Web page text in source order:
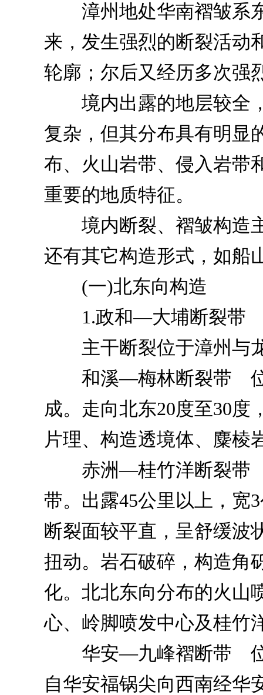
漳州地处华南褶皱系东
来，发生强烈的断裂活动
轮廓；尔后又经历多次强
境内出露的地层较全，
复杂，但其分布具有明
布、火山岩带、侵入岩带
重要的地质特征。
境内断裂、褶皱构造主
还有其它构造形式，如船
(一)北东向构造
1.政和—大埔断裂带
主干断裂位于漳州与
和溪—梅林断裂带 位
成。走向北东20度至30
片理、构造透境体、麋棱
赤洲—桂竹洋断裂带
带。出露45公里以上，宽
断裂面较平直，呈舒缓波
扭动。岩石破碎，构造角
化。北北东向分布的火山
心、岭脚喷发中心及桂竹
华安—九峰褶断带 位
自华安福锅尖向西南经华